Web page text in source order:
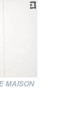
MAISON